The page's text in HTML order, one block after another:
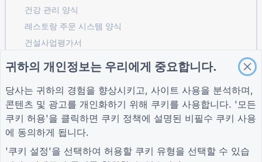
건강 관리 양식
레스토랑 주문 시스템 양식
건설사업평가서
유틸리티 서비스 요청 양식
고객 참여 양식
도움말 센터
회사 소개
자귀
귀하의 개인정보는 우리에게 중요합니다.
당사는 귀하의 경험을 향상시키고, 사이트 사용을 분석하며,
콘텐츠 및 광고를 개인화하기 위해 쿠키를 사용합니다. '모든
쿠키 허용'을 클릭하면 쿠키 정책에 설명된 비필수 쿠키 사용
에 동의하게 됩니다.
'쿠키 설정'을 선택하여 허용할 쿠키 유형을 선택할 수 있습